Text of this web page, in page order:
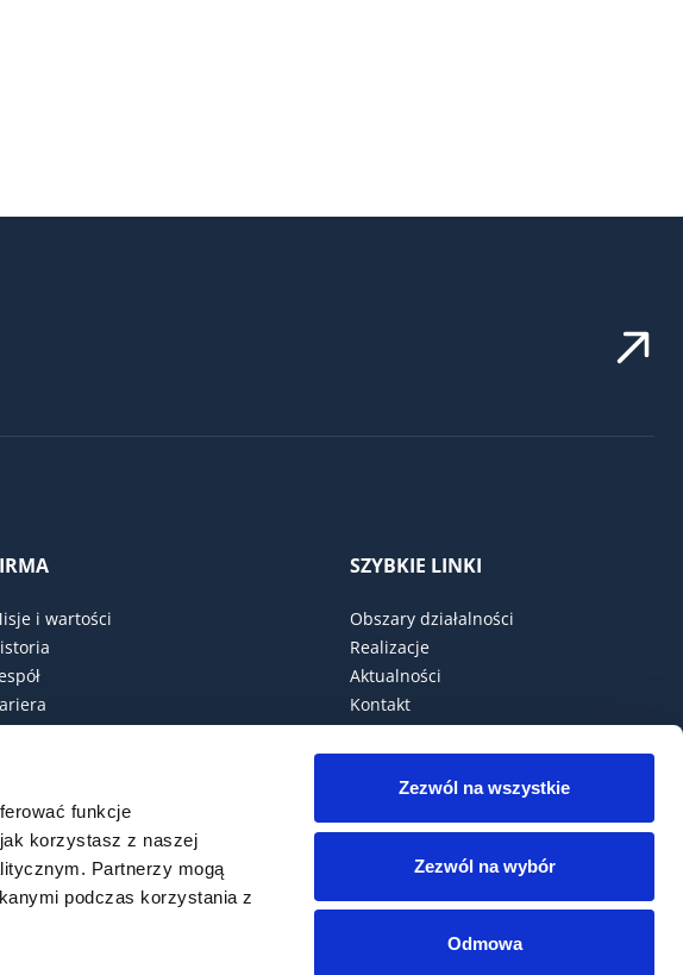
funkcje
korzystasz z naszej
Partnerzy mogą
podczas korzystania z
Zezwól na wszystkie
Zezwól na wybór
Odmowa
i wartości
zakupowa
postępowania
SZYBKIE LINKI
Obszary działalności
Realizacje
Aktualności
Kontakt
Polityka Prywatności